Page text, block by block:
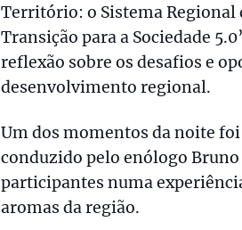
Território: o Sistema Regional
Transição para a Sociedade
reflexão sobre os desafios e
desenvolvimento regional.
Um dos momentos da noite
conduzido pelo enólogo Bruno
participantes numa
aromas da região.